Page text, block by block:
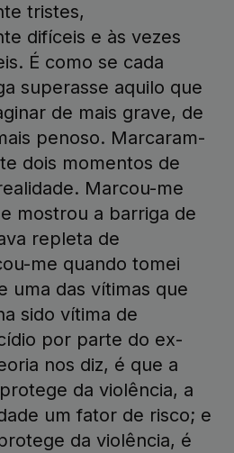
tristes,
difíceis e às vezes
É como se cada
superasse aquilo que
de mais grave, de
penoso. Marcaram-
dois momentos de
Marcou-me
mostrou a barriga de
repleta de
me quando tomei
uma das vítimas que
sido vítima de
por parte do ex-
nos diz, é que a
da violência, a
um fator de risco; e
da violência, é